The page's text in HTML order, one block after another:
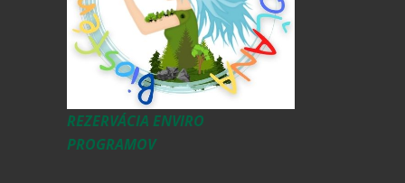
REZERVÁCIA ENVIRO
PROGRAMOV